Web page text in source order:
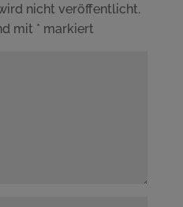
nicht veröffentlicht.
mit * markiert